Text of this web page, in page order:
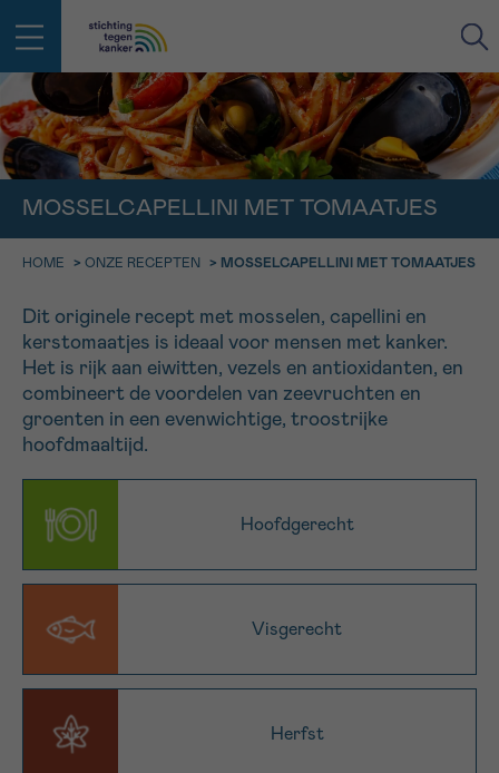
MOSSELCAPELLINI MET TOMAATJES
HOME > ONZE RECEPTEN > MOSSELCAPELLINI MET TOMAATJES
Dit originele recept met mosselen, capellini en
kerstomaatjes is ideaal voor mensen met kanker.
Het is rijk aan eiwitten, vezels en antioxidanten, en
combineert de voordelen van zeevruchten en
groenten in een evenwichtige, troostrijke
hoofdmaaltijd.
Hoofdgerecht
Visgerecht
Herfst
VOORNAAM
IN DE STRIJD TEGEN KANKER STA
JE NIET ALLEEN
Contacteer ons gratis
Bel ons op 0800 15 802
ma-vrij 9u tot 18u
Via ons
contactformulier
Ik wil graag opgebeld worden
TERUG
EMAIL
TERUG
KIES DE TIJDSSPANNE VAN JE AFSPRAAK
9h-11h
11h-13h
13h-16h
16h-18h
Verder